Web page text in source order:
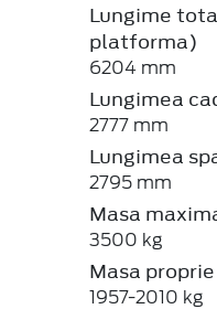
Lungime
platforma)
6204 mm
Lungimea
2777 mm
Lungimea
2795 mm
Masa
3500 kg
Masa
1957-2010 kg